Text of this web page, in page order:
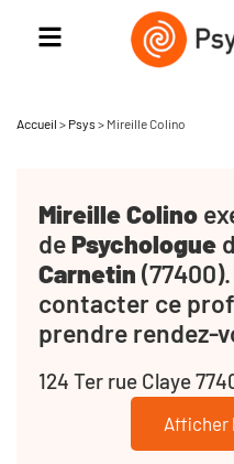
Accueil > Psys > Mireille Colino
Mireille Colino
dePsychologue
Carnetin
contacter ce
prendre rendez-
124 Ter rue Claye
Afficher